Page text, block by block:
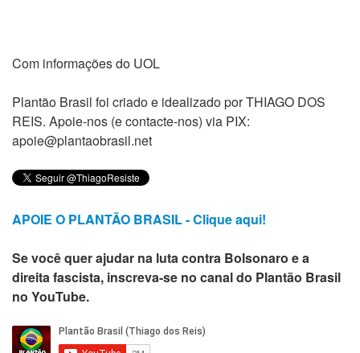
Com informações do UOL
Plantão Brasil foi criado e idealizado por THIAGO DOS
REIS. Apoie-nos (e contacte-nos) via PIX:
apoie@plantaobrasil.net
APOIE O PLANTÃO BRASIL - Clique aqui!
Se você quer ajudar na luta contra Bolsonaro e a
direita fascista, inscreva-se no canal do Plantão Brasil
no YouTube.